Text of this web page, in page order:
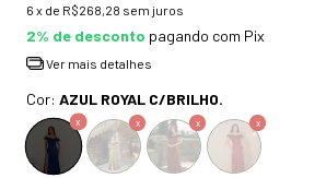
6 x de R$268,28 sem juros
2% de desconto pagando com Pix
Ver mais detalhes
Cor: AZUL ROYAL C/BRILHO.